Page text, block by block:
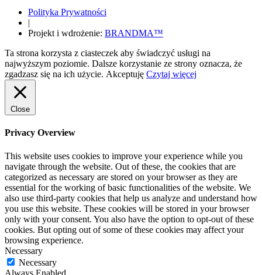
Polityka Prywatności
|
Projekt i wdrożenie: BRANDMA™
Ta strona korzysta z ciasteczek aby świadczyć usługi na
najwyższym poziomie. Dalsze korzystanie ze strony oznacza, że
zgadzasz się na ich użycie. Akceptuję Czytaj więcej
Close
Privacy Overview
This website uses cookies to improve your experience while you
navigate through the website. Out of these, the cookies that are
categorized as necessary are stored on your browser as they are
essential for the working of basic functionalities of the website. We
also use third-party cookies that help us analyze and understand how
you use this website. These cookies will be stored in your browser
only with your consent. You also have the option to opt-out of these
cookies. But opting out of some of these cookies may affect your
browsing experience.
Necessary
Necessary
Always Enabled